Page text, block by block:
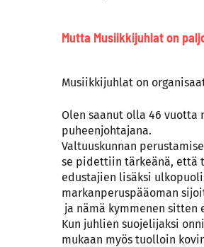
Mutta Musiikkijuhlat on
Musiikkijuhlat on
Olen saanut olla 46
puheenjohtajana.
Valtuuskunnan
se pidettiin tärkeänä, että
edustajien lisäksi
markanperuspääoman
ja nämä kymmenen sitten
Kun juhlien suojelijaksi
mukaan myös tuolloin